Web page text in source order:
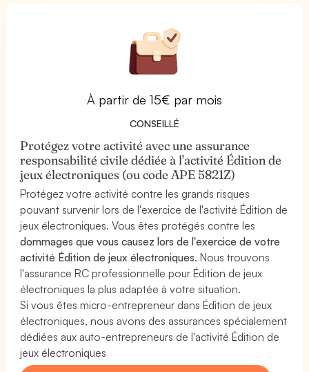
À partir de 15€ par mois
CONSEILLÉ
Protégez votre activité avec une assurance
responsabilité civile dédiée à l'activité Édition de
jeux électroniques (ou code APE 5821Z)
Protégez votre activité contre les grands risques
pouvant survenir lors de l'exercice de l'activité Édition de
jeux électroniques. Vous êtes protégés contre les
dommages que vous causez lors de l'exercice de votre
activité Édition de jeux électroniques. Nous trouvons
l'assurance RC professionnelle pour Édition de jeux
électroniques la plus adaptée à votre situation.
Si vous êtes micro-entrepreneur dans Édition de jeux
électroniques, nous avons des assurances spécialement
dédiées aux auto-entrepreneurs de l'activité Édition de
jeux électroniques